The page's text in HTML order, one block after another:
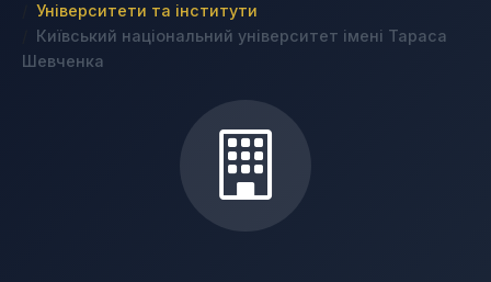
Університети та інститути
Київський національний університет імені Тараса
Шевченка